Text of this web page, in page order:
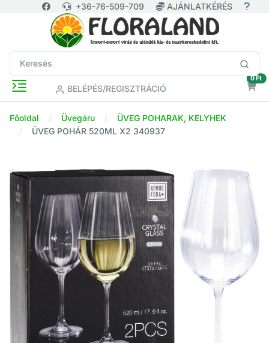
+36-76-509-709 AJÁNLATKÉRÉS
BELÉPÉS/REGISZTRÁCIÓ
0 Ft
Főoldal Üvegáru
ÜVEG POHARAK, KELYHEK
ÜVEG POHÁR 520ML X2 340937